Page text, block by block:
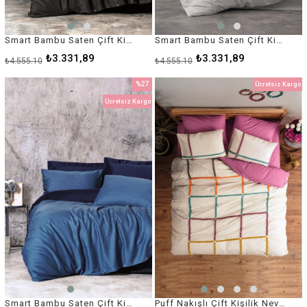
₺3.331,89
₺4.555,10 ₺3.331,89
₺4.555,10
Smart Bambu Saten Çift Kişilik Nevresim Takımı Petrol
%27
İndirim
%27İndirim
Ücretsiz Kargo
Puff Nakışlı Çift Kişilik Nevresim Takımı Insula Gül Kurusu
Ücretsiz Kargo